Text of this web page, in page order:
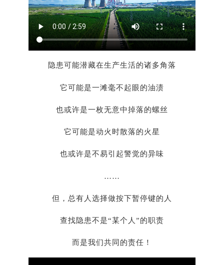
隐患可能潜藏在生产生活的诸多角落
它可能是一滩毫不起眼的油渍
也或许是一枚无意中掉落的螺丝
它可能是动火时散落的火星
也或许是不易引起警觉的异味
……
但，总有人选择做按下暂停键的人
查找隐患不是“某个人 ”的职责
而是我们共同的责任！